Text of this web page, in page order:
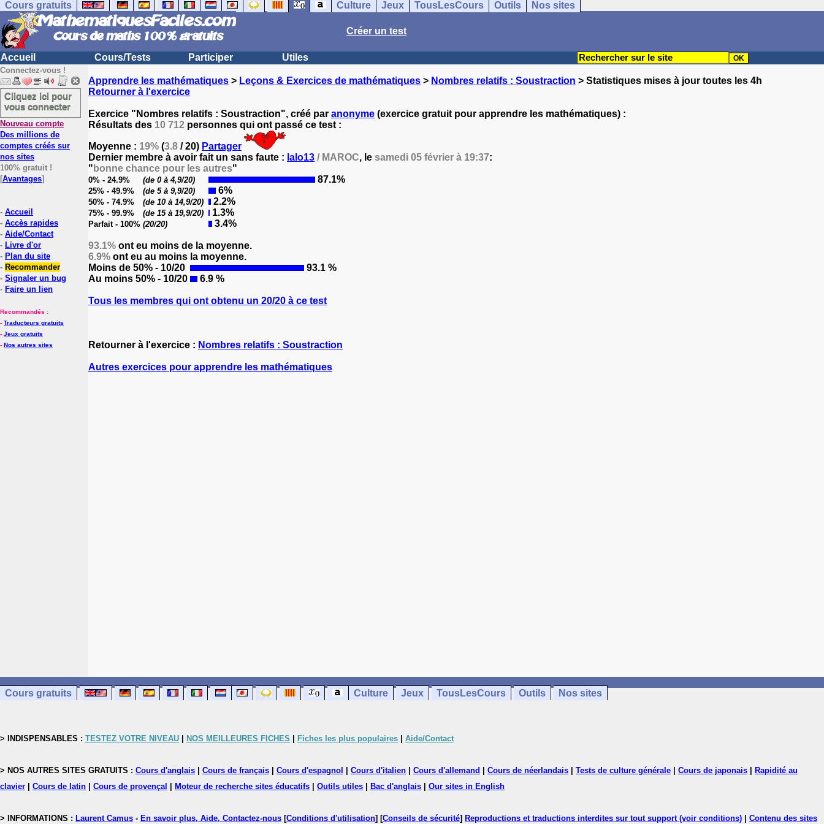
Cours gratuits Culture Jeux TousLesCours Outils Nos sites
Créer un test
Accueil Cours/Tests Participer Utiles
Connectez-vous !
Cliquez ici pour
vous connecter
Nouveau compte
Des millions de
comptes créés sur
nos sites
100% gratuit !
[Avantages]
- Accueil
- Accès rapides
- Aide/Contact
- Livre d'or
- Plan du site
- Recommander
- Signaler un bug
- Faire un lien
Recommandés :
- Traducteurs gratuits
- Jeux gratuits
- Nos autres sites
Apprendre les mathématiques > Leçons & Exercices de mathématiques > Nombres relatifs : Soustraction > Statistiques mises à jour toutes les 4h
Retourner à l'exercice
Exercice "Nombres relatifs : Soustraction", créé par anonyme (exercice gratuit pour apprendre les mathématiques) :
Résultats des 10 712 personnes qui ont passé ce test :
Moyenne : 19% (3.8 / 20) Partager
Dernier membre à avoir fait un sans faute : lalo13 / MAROC, le samedi 05 février à 19:37:
" bonne chance pour les autres"
0% - 24.9% (de 0 à 4,9/20) 87.1%
25% - 49.9% (de 5 à 9,9/20) 6%
50% - 74.9% (de 10 à 14,9/20) 2.2%
75% - 99.9% (de 15 à 19,9/20) 1.3%
Parfait - 100% (20/20) 3.4%
93.1% ont eu moins de la moyenne.
6.9% ont eu au moins la moyenne.
Moins de 50% - 10/20
93.1 %
Au moins 50% - 10/20
6.9 %
Tous les membres qui ont obtenu un 20/20 à ce test
Retourner à l'exercice : Nombres relatifs : Soustraction
Autres exercices pour apprendre les mathématiques
Cours gratuits Culture Jeux TousLesCours Outils Nos sites
> INDISPENSABLES : TESTEZ VOTRE NIVEAU NOS MEILLEURES FICHES Fiches les plus populaires Aide/Contact
> NOS AUTRES SITES GRATUITS : Cours d'anglais Cours de français Cours d'espagnol Cours d'italien Cours d'allemand Cours de néerlandais Tests de culture générale Cours de japonais
Rapidité au
clavier
Cours de latin Cours de provençal Moteur de recherche sites éducatifs Outils utiles Bac d'anglais Our sites in English
> INFORMATIONS : Laurent Camus - En savoir plus, Aide, Contactez-nous [Conditions d'utilisation] [Conseils de sécurité] Reproductions et traductions interdites sur tout support (voir conditions) Contenu des sites